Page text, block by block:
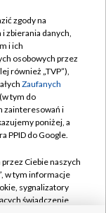
zgody na
zbierania danych,
i ich
osobowych przez
również „TVP”),
Zaufanych
tym do
zainteresowań i
poniżej, a
PPID do Google.
Ciebie naszych
w tym informacje
sygnalizatory
świadczenie